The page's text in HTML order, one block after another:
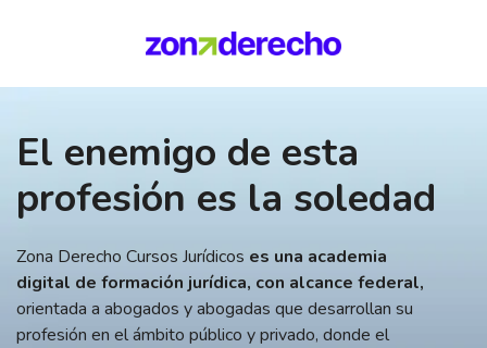
El enemigo de esta
profesión es la soledad
Zona Derecho Cursos Jurídicos es una academia
digital de formación jurídica, con alcance federal,
orientada a abogados y abogadas que desarrollan su
profesión en el ámbito público y privado, donde el